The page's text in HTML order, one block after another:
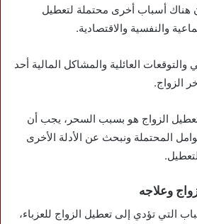
هناك أسباب أخرى محتملة لتعطيل
والنفسية والاقتصادية.
العائلية والمشاكل المالية أحد
الزواج.
تعطيل الزواج هو بسبب السحر، يجب أن
المحتملة ونبحث عن الأدلة الأخرى
وعلاجه
التي تؤدي إلى تعطيل الزواج للعزباء،